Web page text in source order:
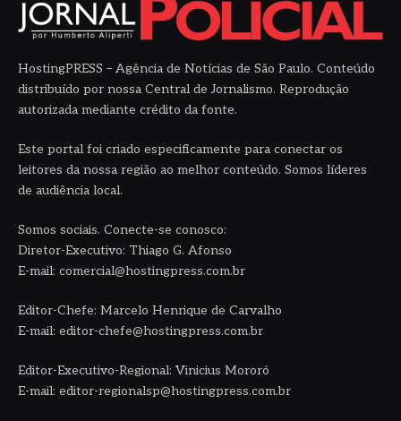
HostingPRESS – Agência de Notícias de São Paulo. Conteúdo
distribuído por nossa Central de Jornalismo. Reprodução
autorizada mediante crédito da fonte.
Este portal foi criado especificamente para conectar os
leitores da nossa região ao melhor conteúdo. Somos líderes
de audiência local.
Somos sociais. Conecte-se conosco:
Diretor-Executivo: Thiago G. Afonso
E-mail: comercial@hostingpress.com.br
Editor-Chefe: Marcelo Henrique de Carvalho
E-mail: editor-chefe@hostingpress.com.br
Editor-Executivo-Regional: Vinicius Mororó
E-mail: editor-regionalsp@hostingpress.com.br